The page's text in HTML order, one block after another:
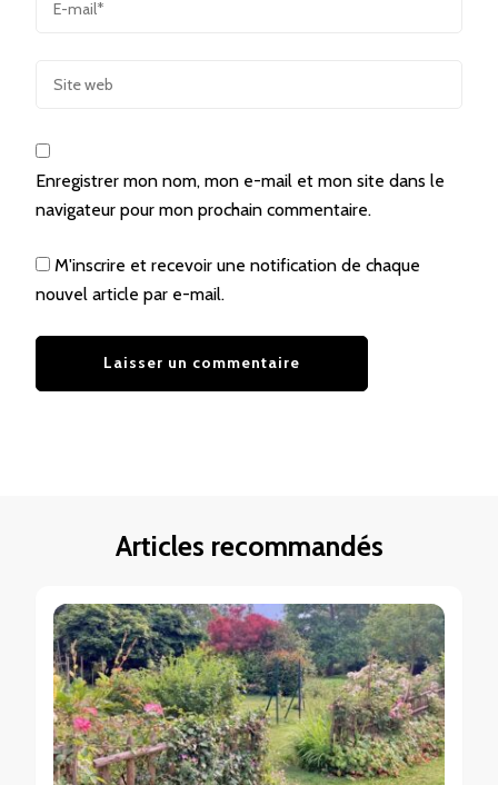
Enregistrer mon nom, mon e-mail et mon site dans le
navigateur pour mon prochain commentaire.
M'inscrire et recevoir une notification de chaque
nouvel article par e-mail.
Articles recommandés